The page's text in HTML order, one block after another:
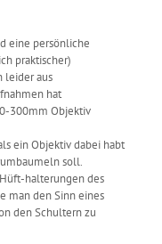
eine persönliche
praktischer)
leider aus
hat
300mm Objektiv
ein Objektiv dabei habt
soll.
halterungen des
man den Sinn eines
den Schultern zu